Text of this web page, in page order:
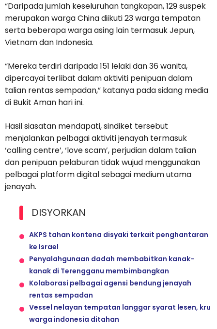
“Daripada jumlah keseluruhan tangkapan, 129 suspek
merupakan warga China diikuti 23 warga tempatan
serta beberapa warga asing lain termasuk Jepun,
Vietnam dan Indonesia.
“Mereka terdiri daripada 151 lelaki dan 36 wanita,
dipercayai terlibat dalam aktiviti penipuan dalam
talian rentas sempadan,” katanya pada sidang media
di Bukit Aman hari ini.
Hasil siasatan mendapati, sindiket tersebut
menjalankan pelbagai aktiviti jenayah termasuk
‘calling centre’, ‘love scam’, perjudian dalam talian
dan penipuan pelaburan tidak wujud menggunakan
pelbagai platform digital sebagai medium utama
jenayah.
DISYORKAN
AKPS tahan kontena disyaki terkait penghantaran
ke Israel
Penyalahgunaan dadah membabitkan kanak-
kanak di Terengganu membimbangkan
Kolaborasi pelbagai agensi bendung jenayah
rentas sempadan
Vessel nelayan tempatan langgar syarat lesen, kru
warga indonesia ditahan